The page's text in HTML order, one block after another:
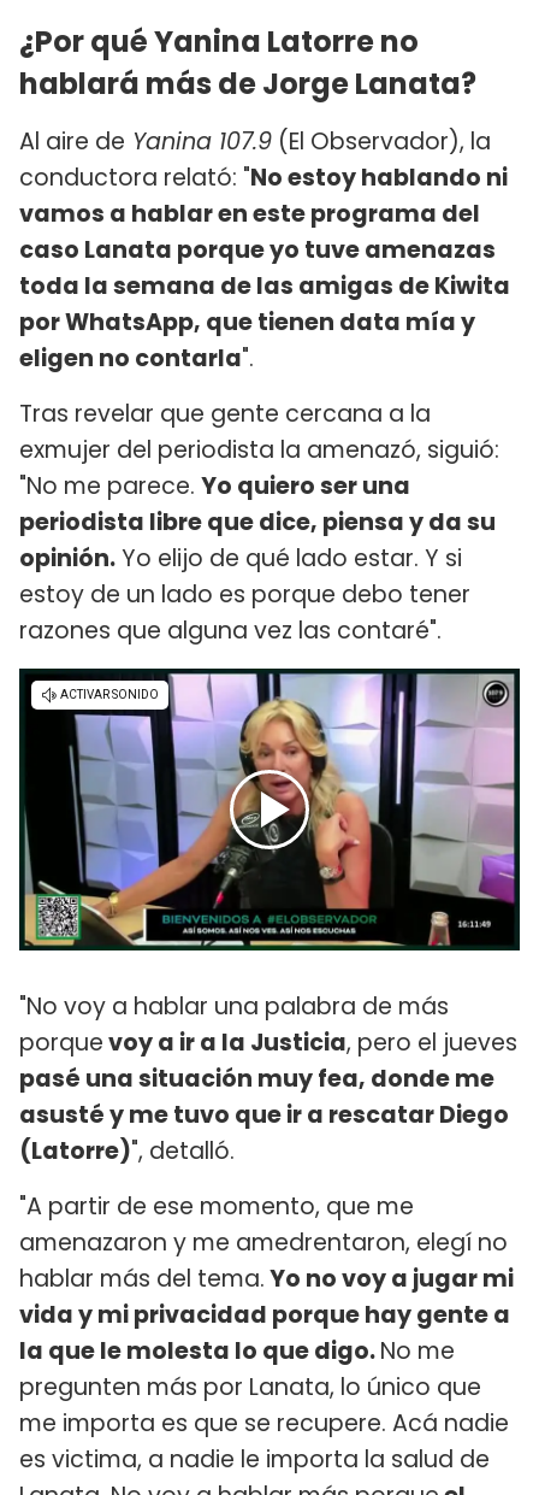
¿Por qué Yanina Latorre no
hablará más de Jorge Lanata?
Al aire de Yanina 107.9 (El Observador), la
conductora relató: "No estoy hablando ni
vamos a hablar en este programa del
caso Lanata porque yo tuve amenazas
toda la semana de las amigas de Kiwita
por WhatsApp, que tienen data mía y
eligen no contarla".
Tras revelar que gente cercana a la
exmujer del periodista la amenazó, siguió:
"No me parece. Yo quiero ser una
periodista libre que dice, piensa y da su
opinión.Yo elijo de qué lado estar. Y si
estoy de un lado es porque debo tener
razones que alguna vez las contaré".
"No voy a hablar una palabra de más
porquevoy a ir a la Justicia, pero el jueves
pasé una situación muy fea, donde me
asusté y me tuvo que ir a rescatar Diego
(Latorre)", detalló.
"A partir de ese momento, que me
amenazaron y me amedrentaron, elegí no
hablar más del tema.Yo no voy a jugar mi
vida y mi privacidad porque hay gente a
la que le molesta lo que digo.No me
pregunten más por Lanata, lo único que
me importa es que se recupere. Acá nadie
es victima, a nadie le importa la salud de